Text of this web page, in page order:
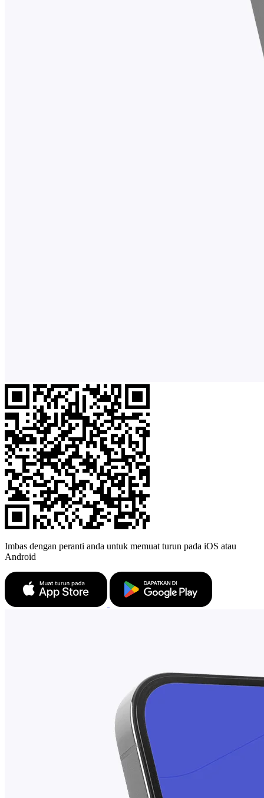
Imbas dengan peranti anda untuk memuat turun pada iOS atau
Android